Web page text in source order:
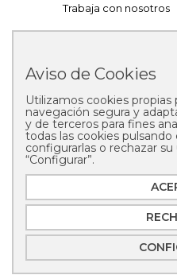
Trabaja con nosotros
Copyright © 2025
Aviso de Cookies
Utilizamos cookies propias
navegación segura y
y de terceros para fines
todas las cookies pulsando
configurarlas o rechazar
“Configurar”.